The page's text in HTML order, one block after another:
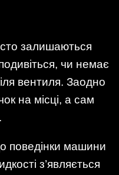
залишаються
чи немає
вентиля. Заодно
на місці, а сам
поведінки машини
з’являється